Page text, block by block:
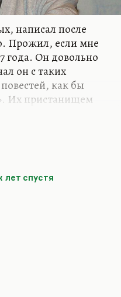
написал после
Прожил, если мне
года. Он довольно
он с таких
как бы
Их пристанищем
без Аксенова. У
«Какая у вас
для научной
«День творения» –
крамолу, сколько за
звездюлей в
настала
Владимире жил,…
спустя